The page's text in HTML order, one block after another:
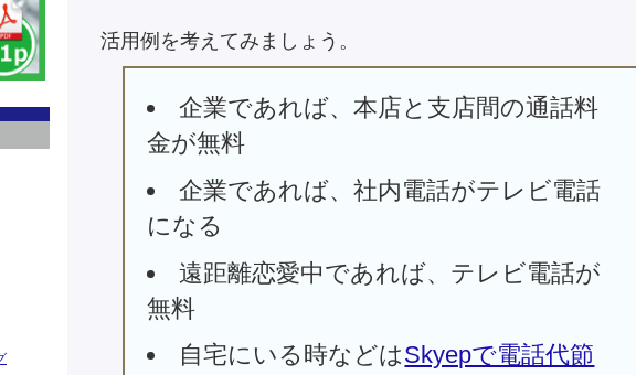
活用例を考えてみましょう。
企業であれば、本店と支店間の通話料
金が無料
企業であれば、社内電話がテレビ電話
になる
遠距離恋愛中であれば、テレビ電話が
無料
自宅にいる時などはSkyepで電話代節